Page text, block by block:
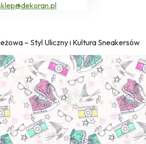
– Styl Uliczny i Kultura Sneakersów